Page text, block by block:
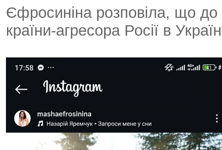
Єфросиніна розповіла, що
країни-агресора Росії в